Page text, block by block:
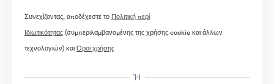
Συνεχίζοντας, αποδέχεστε το Πολιτική περί
Ιδιωτικότητας(συμπεριλαμβανομένης της χρήσης cookie και άλλων
τεχνολογιών) καιΌροι χρήσης
Ή